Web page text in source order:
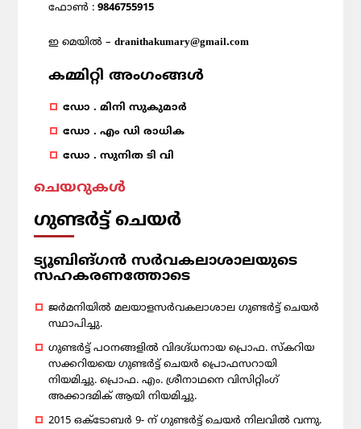
ഫോൺ :9846755915
ഇ മെയിൽ –dranithakumary@gmail.com
കമ്മിറ്റി അംഗംങ്ങൾ
ഡോ . മിനി സുകുമാർ
ഡോ . എം ഡി രാധിക
ഡോ . സുനിത ടി വി
ചെയറുകൾ
ഗുണ്ടര്‍ട്ട് ചെയര്‍
ട്യൂബിങ്ഗന്‍ സര്‍വകലാശാലയുടെ
സഹകരണത്തോടെ
ജര്‍മനിയില്‍ മലയാളസര്‍വകലാശാല ഗുണ്ടര്‍ട്ട് ചെയര്‍
സ്ഥാപിച്ചു.
ഗുണ്ടര്‍ട്ട് പഠനങ്ങളില്‍ വിദഗ്ദ്ധനായ പ്രൊഫ. സ്‌കറിയ
സക്കറിയയെ ഗുണ്ടര്‍ട്ട് ചെയര്‍ പ്രൊഫസറായി
നിയമിച്ചു. പ്രൊഫ. എം. ശ്രീനാഥനെ വിസിറ്റിംഗ്
അക്കാദമിക് ആയി നിയമിച്ചു.
2015 ഒക്‌ടോബര്‍ 9- ന് ഗുണ്ടര്‍ട്ട് ചെയര്‍ നിലവില്‍ വന്നു.